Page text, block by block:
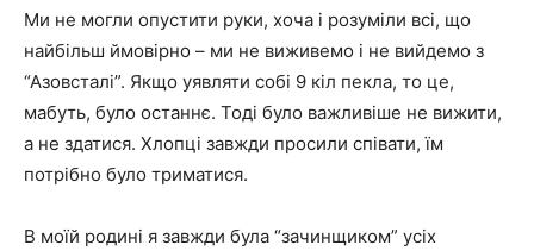
Ми не могли опустити руки, хоча і розуміли всі, що
найбільш ймовірно – ми не виживемо і не вийдемо з
“Азовсталі”. Якщо уявляти собі 9 кіл пекла, то це,
мабуть, було останнє. Тоді було важливіше не вижити,
а не здатися. Хлопці завжди просили співати, їм
потрібно було триматися.
В моїй родині я завжди була “зачинщиком” усіх